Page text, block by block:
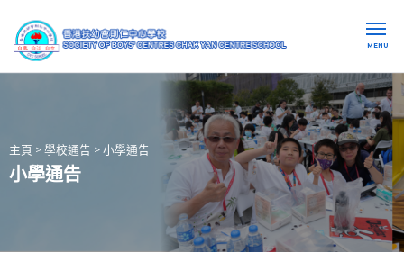
MENU
主頁 > 學校通告 > 小學通告
小學通告